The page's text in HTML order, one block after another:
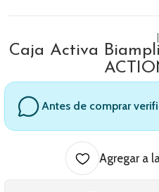
Caja Activa
Antes de comprar
Agregar a